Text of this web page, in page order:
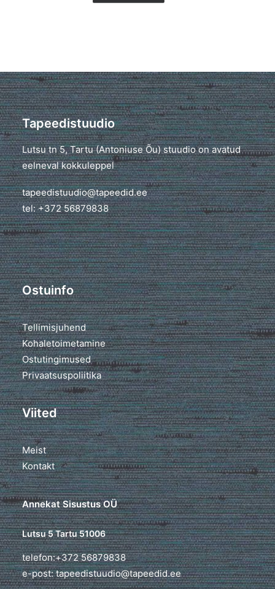
Tapeedistuudio
Lutsu tn 5, Tartu (Antoniuse Õu) stuudio on avatud
eelneval kokkuleppel
tapeedistuudio@tapeedid.ee
tel: +372 56879838
Ostuinfo
Tellimisjuhend
Kohaletoimetamine
Ostutingimused
Privaatsuspoliitika
Viited
Meist
Kontakt
Annekat Sisustus OÜ
Lutsu 5 Tartu 51006
telefon:+372 56879838
e-post: tapeedistuudio@tapeedid.ee